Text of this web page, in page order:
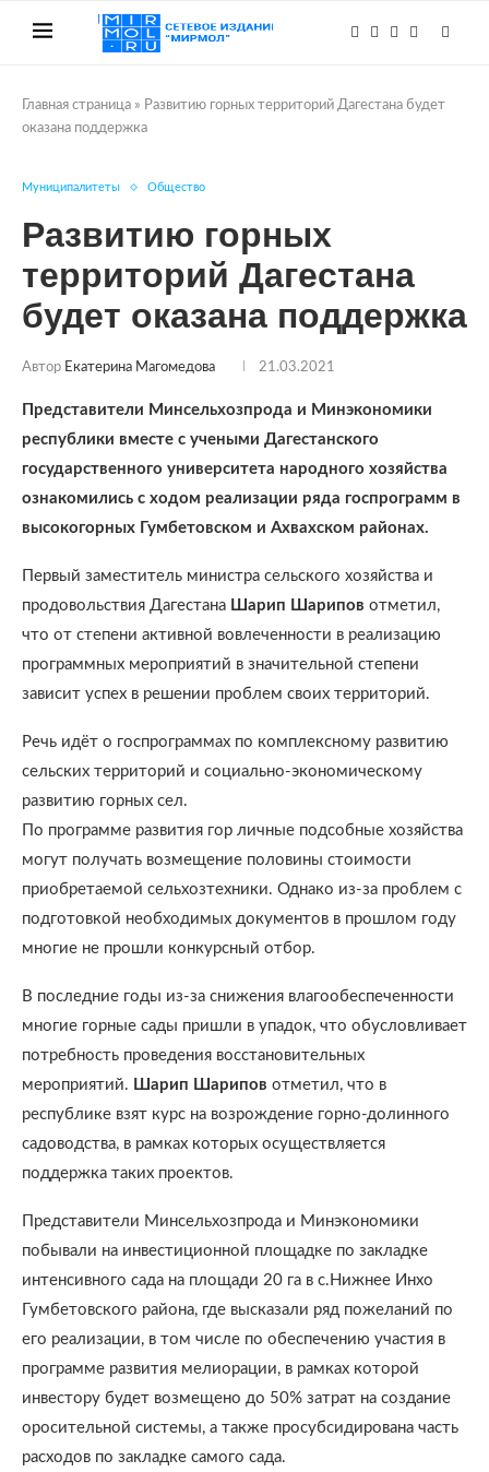
Главная страница » Развитию горных территорий Дагестана будет
оказана поддержка
Муниципалитеты Общество
Развитию горных
территорий Дагестана
будет оказана поддержка
Автор Екатерина Магомедова 21.03.2021
Представители Минсельхозпрода и Минэкономики
республики вместе с учеными Дагестанского
государственного университета народного хозяйства
ознакомились с ходом реализации ряда госпрограмм в
высокогорных Гумбетовском и Ахвахском районах.
Первый заместитель министра сельского хозяйства и
продовольствия Дагестана Шарип Шарипов отметил,
что от степени активной вовлеченности в реализацию
программных мероприятий в значительной степени
зависит успех в решении проблем своих территорий.
Речь идёт о госпрограммах по комплексному развитию
сельских территорий и социально-экономическому
развитию горных сел.
По программе развития гор личные подсобные хозяйства
могут получать возмещение половины стоимости
приобретаемой сельхозтехники. Однако из-за проблем с
подготовкой необходимых документов в прошлом году
многие не прошли конкурсный отбор.
В последние годы из-за снижения влагообеспеченности
многие горные сады пришли в упадок, что обусловливает
потребность проведения восстановительных
мероприятий. Шарип Шарипов отметил, что в
республике взят курс на возрождение горно-долинного
садоводства, в рамках которых осуществляется
поддержка таких проектов.
Представители Минсельхозпрода и Минэкономики
побывали на инвестиционной площадке по закладке
интенсивного сада на площади 20 га в с.Нижнее Инхо
Гумбетовского района, где высказали ряд пожеланий по
его реализации, в том числе по обеспечению участия в
программе развития мелиорации, в рамках которой
инвестору будет возмещено до 50% затрат на создание
оросительной системы, а также просубсидирована часть
расходов по закладке самого сада.